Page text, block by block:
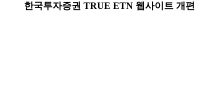
한국투자증권 TRUE ETN 웹사이트 개편